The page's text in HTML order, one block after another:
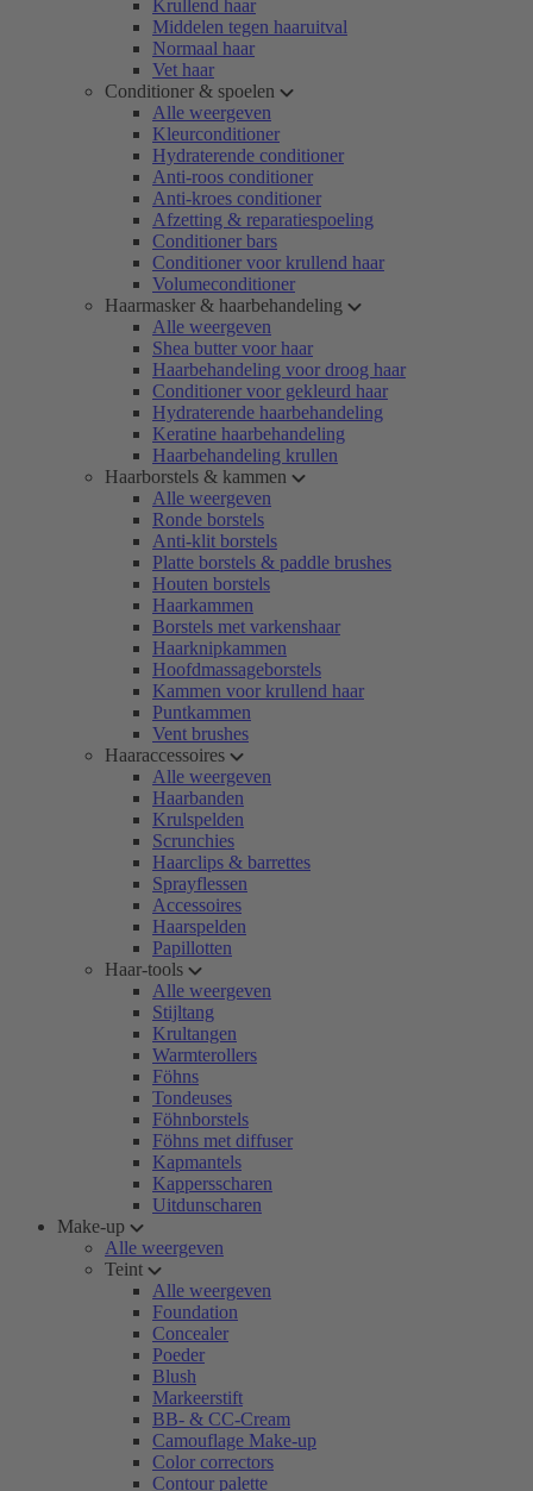
Krullend haar
Middelen tegen haaruitval
Normaal haar
Vet haar
Conditioner & spoelen
Alle weergeven
Kleurconditioner
Hydraterende conditioner
Anti-roos conditioner
Anti-kroes conditioner
Afzetting & reparatiespoeling
Conditioner bars
Conditioner voor krullend haar
Volumeconditioner
Haarmasker & haarbehandeling
Alle weergeven
Shea butter voor haar
Haarbehandeling voor droog haar
Conditioner voor gekleurd haar
Hydraterende haarbehandeling
Keratine haarbehandeling
Haarbehandeling krullen
Haarborstels & kammen
Alle weergeven
Ronde borstels
Anti-klit borstels
Platte borstels & paddle brushes
Houten borstels
Haarkammen
Borstels met varkenshaar
Haarknipkammen
Hoofdmassageborstels
Kammen voor krullend haar
Puntkammen
Vent brushes
Haaraccessoires
Alle weergeven
Haarbanden
Krulspelden
Scrunchies
Haarclips & barrettes
Sprayflessen
Accessoires
Haarspelden
Papillotten
Haar-tools
Alle weergeven
Stijltang
Krultangen
Warmterollers
Föhns
Tondeuses
Föhnborstels
Föhns met diffuser
Kapmantels
Kappersscharen
Uitdunscharen
Make-up
Alle weergeven
Teint
Alle weergeven
Foundation
Concealer
Poeder
Blush
Markeerstift
BB- & CC-Cream
Camouflage Make-up
Color correctors
Contour palette